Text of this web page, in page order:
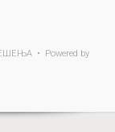
• Powered by